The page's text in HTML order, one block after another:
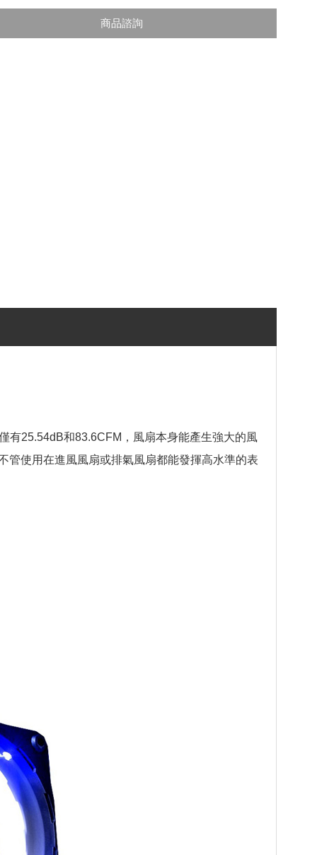
商品諮詢
有25.54dB和83.6CFM，風扇本身能產生強大的風
管使用在進風風扇或排氣風扇都能發揮高水準的表